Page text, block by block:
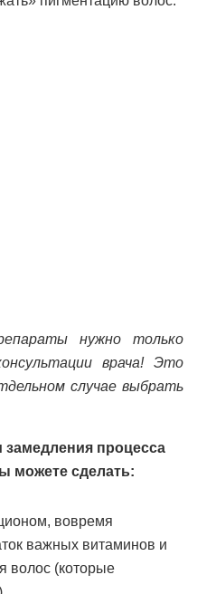
нужно только
врача! Это
случае выбрать
замедления процесса
можете сделать:
вовремя
важных витаминов и
волос (которые